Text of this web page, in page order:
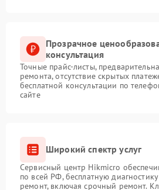
Прозрачное
консультация
Точные прайс-листы,
ремонта, отсутствие скрытых
бесплатной консультации по
сайте
Широкий спектр услуг
Сервисный центр Hikmicro
по всей РФ, бесплатную
ремонт, включая срочный ремонт.